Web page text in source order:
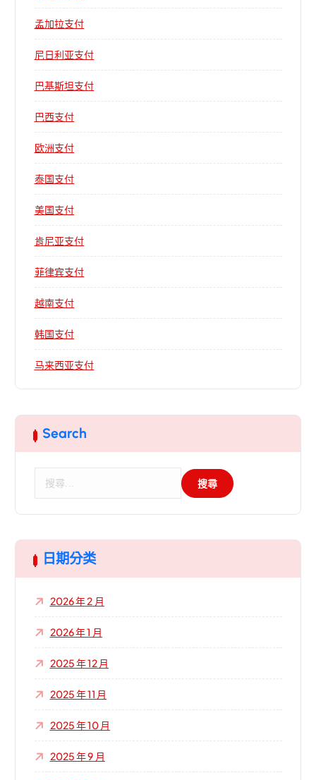
孟加拉支付
尼日利亚支付
巴基斯坦支付
巴西支付
欧洲支付
泰国支付
美国支付
肯尼亚支付
菲律宾支付
越南支付
韩国支付
马来西亚支付
Search
字
:
日期分类
2026 年 2 月
2026 年 1 月
2025 年 12 月
2025 年 11 月
2025 年 10 月
2025 年 9 月